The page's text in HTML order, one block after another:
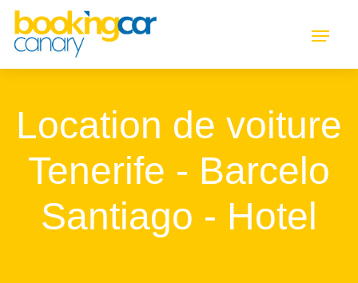
Location de voiture
Tenerife - Barcelo
Santiago - Hotel